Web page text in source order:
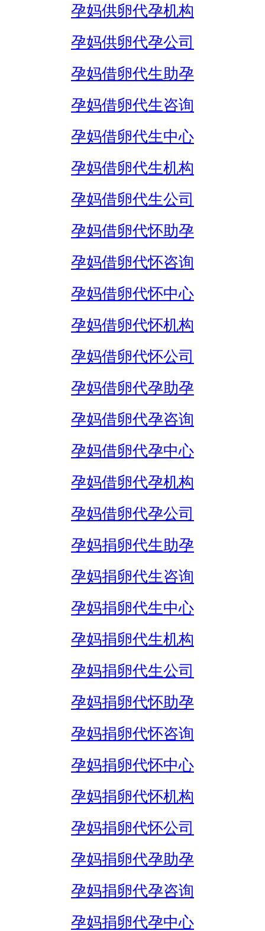
孕妈供卵代孕机构
孕妈供卵代孕公司
孕妈借卵代生助孕
孕妈借卵代生咨询
孕妈借卵代生中心
孕妈借卵代生机构
孕妈借卵代生公司
孕妈借卵代怀助孕
孕妈借卵代怀咨询
孕妈借卵代怀中心
孕妈借卵代怀机构
孕妈借卵代怀公司
孕妈借卵代孕助孕
孕妈借卵代孕咨询
孕妈借卵代孕中心
孕妈借卵代孕机构
孕妈借卵代孕公司
孕妈捐卵代生助孕
孕妈捐卵代生咨询
孕妈捐卵代生中心
孕妈捐卵代生机构
孕妈捐卵代生公司
孕妈捐卵代怀助孕
孕妈捐卵代怀咨询
孕妈捐卵代怀中心
孕妈捐卵代怀机构
孕妈捐卵代怀公司
孕妈捐卵代孕助孕
孕妈捐卵代孕咨询
孕妈捐卵代孕中心